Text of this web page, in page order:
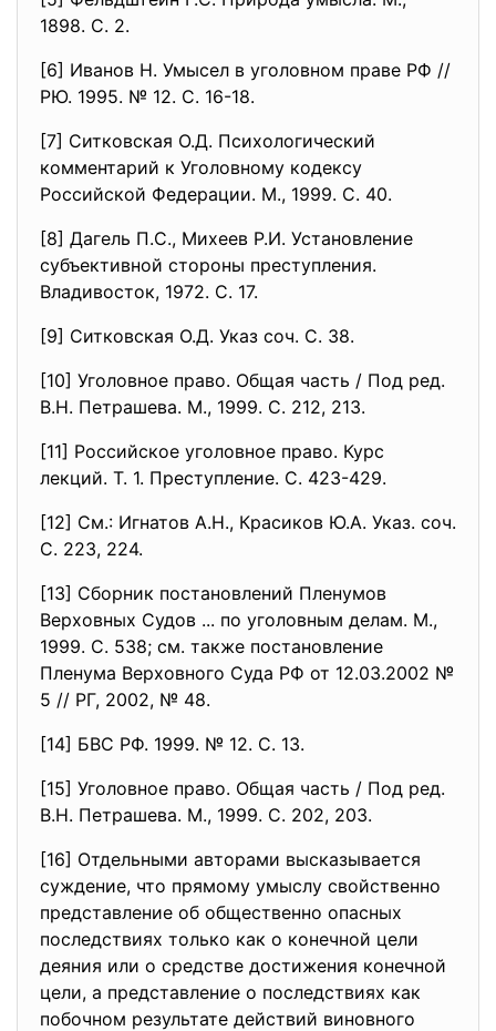
1898. С. 2.
[6] Иванов Н. Умысел в уголовном праве РФ //
РЮ. 1995. № 12. С. 16-18.
[7] Ситковская О.Д. Психологический
комментарий к Уголовному кодексу
Российской Федерации. М., 1999. С. 40.
[8] Дагель П.С., Михеев Р.И. Установление
субъективной стороны преступления.
Владивосток, 1972. С. 17.
[9] Ситковская О.Д. Указ соч. С. 38.
[10] Уголовное право. Общая часть / Под ред.
В.Н. Петрашева. М., 1999. С. 212, 213.
[11] Российское уголовное право. Курс
лекций. Т. 1. Преступление. С. 423-429.
[12] См.: Игнатов А.Н., Красиков Ю.А. Указ. соч.
С. 223, 224.
[13] Сборник постановлений Пленумов
Верховных Судов ... по уголовным делам. М.,
1999. С. 538; см. также постановление
Пленума Верховного Суда РФ от 12.03.2002 №
5 // РГ, 2002, № 48.
[14] БВС РФ. 1999. № 12. С. 13.
[15] Уголовное право. Общая часть / Под ред.
В.Н. Петрашева. М., 1999. С. 202, 203.
[16] Отдельными авторами высказывается
суждение, что прямому умыслу свойственно
представление об общественно опасных
последствиях только как о конечной цели
деяния или о средстве достижения конечной
цели, а представление о последствиях как
побочном результате действий виновного